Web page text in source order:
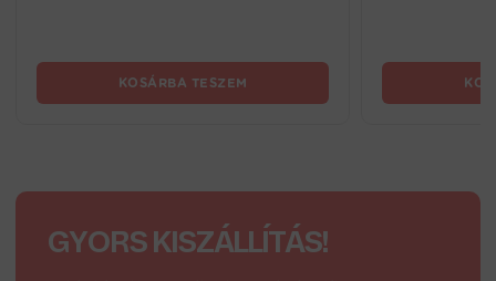
KOSÁRBA TESZEM
GYORS KISZÁLLÍTÁS!